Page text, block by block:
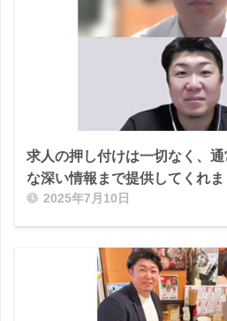
求人の押し付けは一切なく、
な深い情報まで提供してくれま
2025年7月10日